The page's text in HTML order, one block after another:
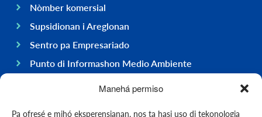
Manehá permiso
Pa ofresé e mihó eksperensianan, nos ta hasi uso di tekonologia
Nòmber komersial
Supsidionan i Areglonan
Sentro pa Empresariado
Punto di Informashon Medio Ambiente
Hasi negoshi na Boneiru